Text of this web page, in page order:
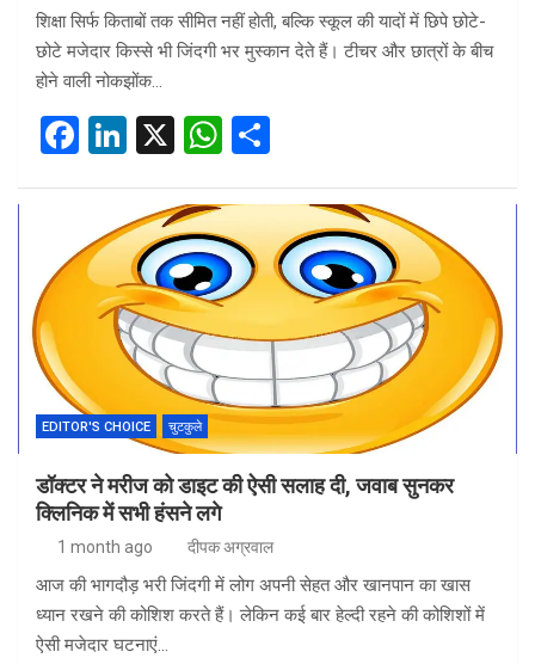
शिक्षा सिर्फ किताबों तक सीमित नहीं होती, बल्कि स्कूल की यादों में छिपे छोटे-
छोटे मजेदार किस्से भी जिंदगी भर मुस्कान देते हैं। टीचर और छात्रों के बीच
होने वाली नोकझोंक…
F
b
o
o
Li
ke
dI
n
X
W
at
s
A
p
p
ar
e
EDITOR'S CHOICE चुटकुले
डॉक्टर ने मरीज को डाइट की ऐसी सलाह दी, जवाब सुनकर
क्लिनिक में सभी हंसने लगे
1 month ago दीपक अग्रवाल
आज की भागदौड़ भरी जिंदगी में लोग अपनी सेहत और खानपान का खास
ध्यान रखने की कोशिश करते हैं। लेकिन कई बार हेल्दी रहने की कोशिशों में
ऐसी मजेदार घटनाएं…